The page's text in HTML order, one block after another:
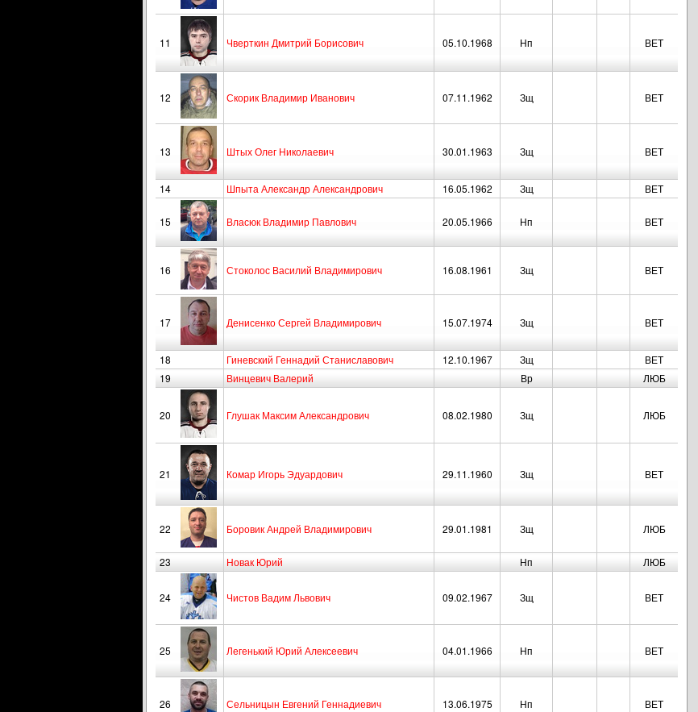
11 Чверткин Дмитрий Борисович 05.10.1968 Нп ВЕТ
12 Скорик Владимир Иванович 07.11.1962 Зщ ВЕТ
13 Штых Олег Николаевич 30.01.1963 Зщ ВЕТ
14 Шпыта Александр Александрович 16.05.1962 Зщ ВЕТ
15 Власюк Владимир Павлович 20.05.1966 Нп ВЕТ
16 Стоколос Василий Владимирович 16.08.1961 Зщ ВЕТ
17 Денисенко Сергей Владимирович 15.07.1974 Зщ ВЕТ
18 Гиневский Геннадий Станиславович 12.10.1967 Зщ
ВЕТ
19
Винцевич Валерий Вр ЛЮБ
20 Глушак Максим Александрович 08.02.1980 Зщ ЛЮБ
21 Комар Игорь Эдуардович 29.11.1960 Зщ ВЕТ
22 Боровик Андрей Владимирович 29.01.1981 Зщ ЛЮБ
23 Новак Юрий Нп ЛЮБ
24 Чистов Вадим Львович 09.02.1967 Зщ ВЕТ
25 Легенький Юрий Алексеевич 04.01.1966 Нп ВЕТ
26 Сельницын Евгений Геннадиевич 13.06.1975 Нп ВЕТ